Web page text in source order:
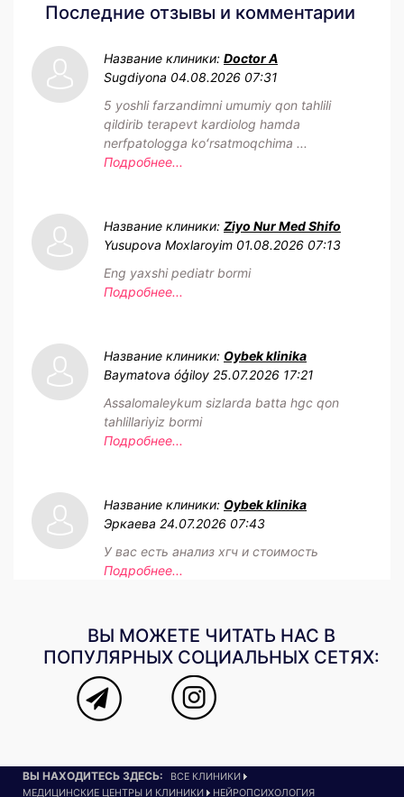
Последние отзывы и комментарии
Название клиники: Doctor A
Sugdiyona 04.08.2026 07:31
5 yoshli farzandimni umumiy qon tahlili
qildirib terapevt kardiolog hamda
nerfpatologga koʻrsatmoqchima ...
Подробнее...
Название клиники: Ziyo Nur Med Shifo
Yusupova Moxlaroyim 01.08.2026 07:13
Eng yaxshi pediatr bormi
Подробнее...
Название клиники: Oybek klinika
Baymatova óģiloy 25.07.2026 17:21
Assalomaleykum sizlarda batta hgc qon
tahlillariyiz bormi
Подробнее...
Название клиники: Oybek klinika
Эркаева 24.07.2026 07:43
У вас есть анализ хгч и стоимость
Подробнее...
ВЫ МОЖЕТЕ ЧИТАТЬ НАС В
ПОПУЛЯРНЫХ СОЦИАЛЬНЫХ СЕТЯХ:
ВЫ НАХОДИТЕСЬ ЗДЕСЬ:
ВСЕ КЛИНИКИ
МЕДИЦИНСКИЕ ЦЕНТРЫ И КЛИНИКИ
НЕЙРОПСИХОЛОГИЯ